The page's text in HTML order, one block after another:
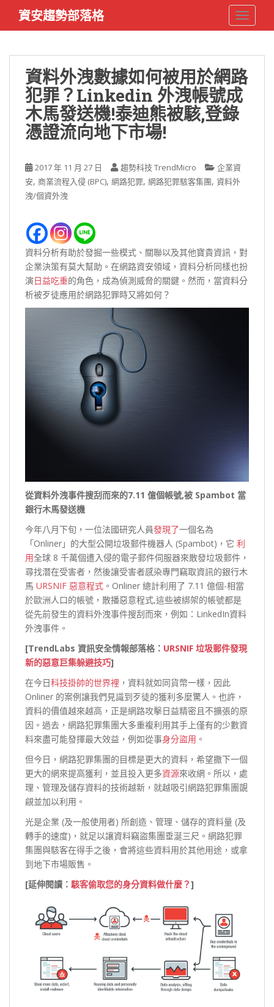
i
資安趨勢部落格
資料外洩數據如何被用於網路
犯罪？Linkedin 外洩帳號成
木馬發送機!泰迪熊被駭,登錄
憑證流向地下市場!
2017 年 11 月 27 日 趨勢科技 TrendMicro
企業資
安, 商業流程入侵 (BPC), 網路犯罪, 網路犯罪駭客集團, 資料外
洩/個資外洩
資料分析有助於發掘一些模式、關聯以及其他寶貴資訊，對
企業決策有莫大幫助。在網路資安領域，資料分析同樣也扮
演日益吃重的角色，成為偵測威脅的關鍵。然而，當資料分
析被歹徒應用於網路犯罪時又將如何？
從資料外洩事件搜刮而來的7.11 億個帳號,被 Spambot 當
銀行木馬發送機
今年八月下旬，一位法國研究人員發現了一個名為
「Onliner」的大型公開垃圾郵件機器人 (Spambot)，它 利
用全球 8 千萬個遭入侵的電子郵件伺服器來散發垃圾郵件，
尋找潛在受害者，然後讓受害者感染專門竊取資訊的銀行木
馬 URSNIF 惡意程式 。Onliner 總計利用了 7.11 億個-相當
於歐洲人口的帳號，散播惡意程式,這些被綁架的帳號都是
從先前發生的資料外洩事件搜刮而來，例如：LinkedIn資料
外洩事件。
[TrendLabs 資訊安全情報部落格： URSNIF 垃圾郵件發現
新的惡意巨集躲避技巧]
在今日科技掛帥的世界裡 ，資料就如同貨幣一樣，因此
Onliner 的案例讓我們見識到歹徒的獲利多麼驚人。也許，
資料的價值越來越高，正是網路攻擊日益精密且不擴張的原
因。過去，網路犯罪集團大多重複利用其手上僅有的少數資
料來盡可能發揮最大效益，例如從事身分盜用 。
但今日，網路犯罪集團的目標是更大的資料，希望撒下一個
更大的網來提高獲利，並且投入更多資源來收網。所以，處
理、管理及儲存資料的技術越新，就越吸引網路犯罪集團覬
覦並加以利用。
光是企業 (及一般使用者) 所創造、管理、儲存的資料量 (及
轉手的速度)，就足以讓資料竊盜集團垂涎三尺。網路犯罪
集團與駭客在得手之後，會將這些資料用於其他用途，或拿
到地下市場販售。
[延伸閱讀： 駭客偷取您的身分資料做什麼？]